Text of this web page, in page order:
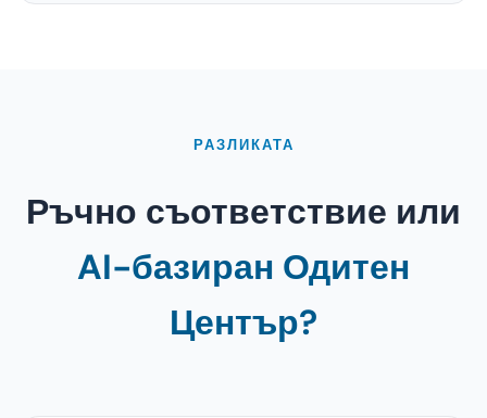
РАЗЛИКАТА
Ръчно съответствие или
AI-базиран Одитен
Център?